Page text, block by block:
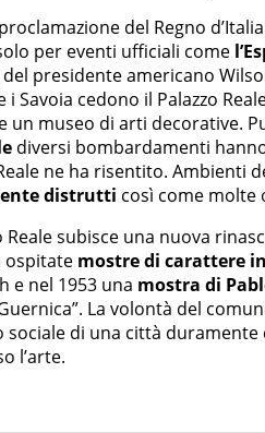
del Regno
per eventi ufficiali come
del presidente americano
i Savoia cedono il Palazzo
un museo di arti decorative.
diversi bombardamenti
ne ha risentito. Ambienti
distrutti così come molte
Reale subisce una nuova
ospitate mostre di carattere
e nel 1953 una mostra di
La volontà del
sociale di una città
l’arte.